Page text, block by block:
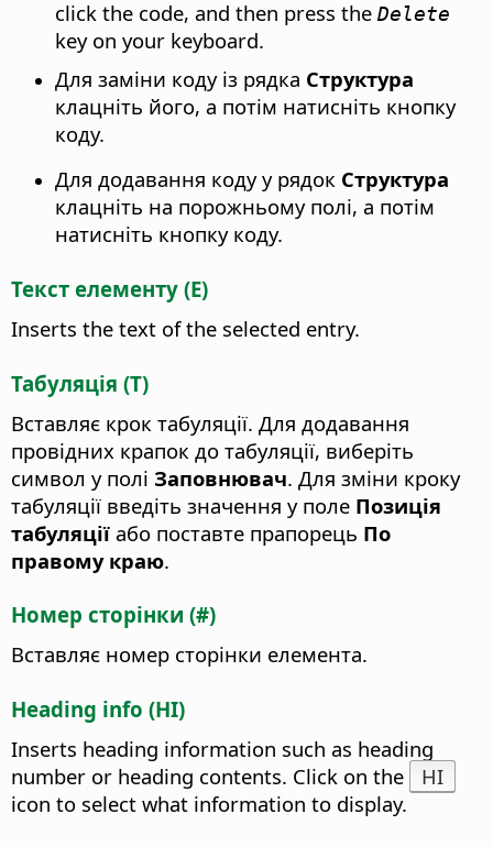
click the code, and then press the Delete
key on your keyboard.
Для заміни коду із рядка Структура
клацніть його, а потім натисніть кнопку
коду.
Для додавання коду у рядок Структура
клацніть на порожньому полі, а потім
натисніть кнопку коду.
Текст елементу (E)
Inserts the text of the selected entry.
Табуляція (T)
Вставляє крок табуляції. Для додавання
провідних крапок до табуляції, виберіть
символ у полі Заповнювач. Для зміни кроку
табуляції введіть значення у поле Позиція
табуляції або поставте прапорець По
правому краю.
Номер сторінки (#)
Вставляє номер сторінки елемента.
Heading info (HI)
Inserts heading information such as heading
number or heading contents. Click on the
HI
icon to select what information to display.